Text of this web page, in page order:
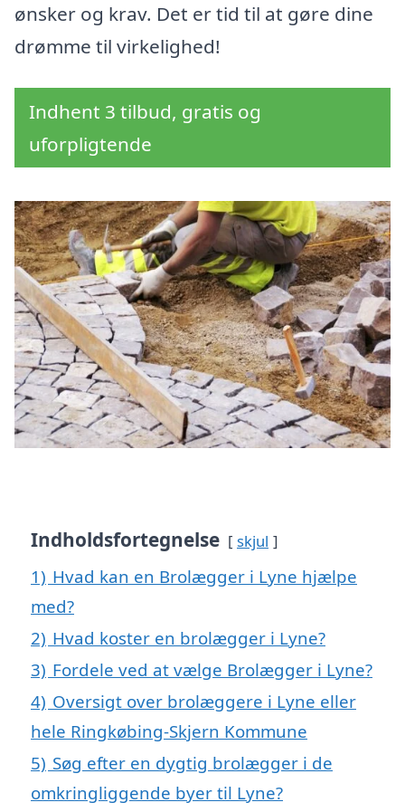
ønsker og krav. Det er tid til at gøre dine
drømme til virkelighed!
Indhent 3 tilbud, gratis og
uforpligtende
Indholdsfortegnelse skjul
1) Hvad kan en Brolægger i Lyne hjælpe
med?
2) Hvad koster en brolægger i Lyne?
3) Fordele ved at vælge Brolægger i Lyne?
4) Oversigt over brolæggere i Lyne eller
hele Ringkøbing-Skjern Kommune
5) Søg efter en dygtig brolægger i de
omkringliggende byer til Lyne?